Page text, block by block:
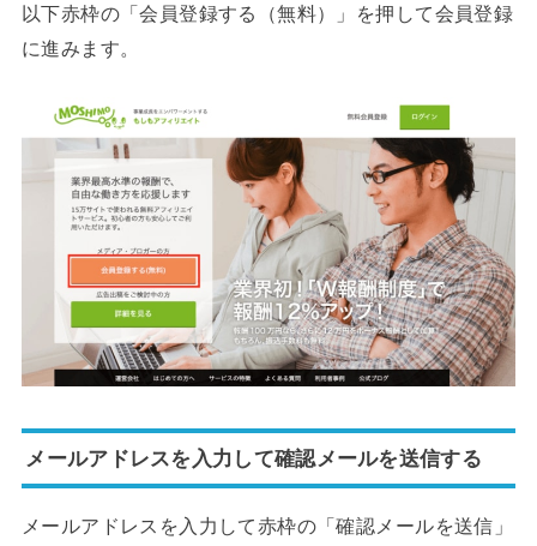
以下赤枠の「会員登録する（無料）」を押して会員登録
に進みます。
メールアドレスを入力して確認メールを送信する
メールアドレスを入力して赤枠の「確認メールを送信」